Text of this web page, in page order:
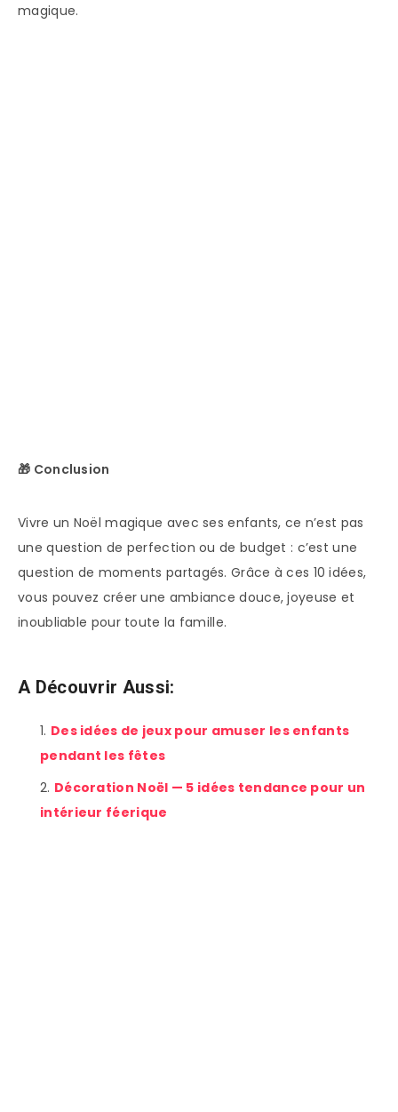
magique.
🎁 Conclusion
Vivre un Noël magique avec ses enfants, ce n’est pas
une question de perfection ou de budget : c’est une
question de moments partagés. Grâce à ces 10 idées,
vous pouvez créer une ambiance douce, joyeuse et
inoubliable pour toute la famille.
A Découvrir Aussi:
Des idées de jeux pour amuser les enfants
pendant les fêtes
Décoration Noël — 5 idées tendance pour un
intérieur féerique